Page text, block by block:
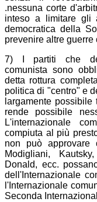
.nessuna corte
inteso a limitare gli
democratica della
prevenire altre guerre
7) I partiti che
comunista sono
detta rottura
politica di "centro" e
largamente
rende possibile
L'internazionale
compiuta al più
non può approvare
Modigliani,
Donald, ecc.
dell'Internazionale
l'Internazionale
Seconda